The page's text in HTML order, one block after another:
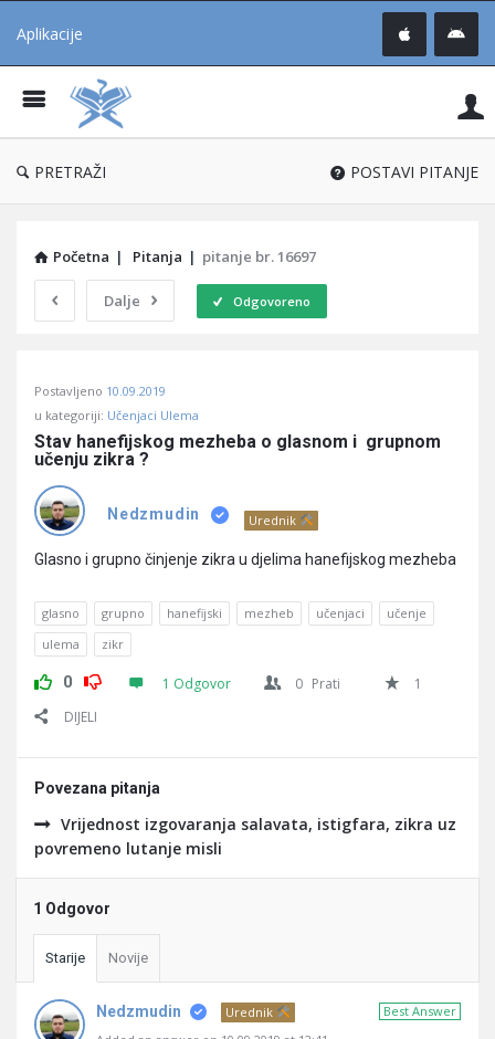
Aplikacije
®
PRETRAŽI POSTAVI PITANJE
Početna | Pitanja | pitanje br. 16697
Dalje Odgovoreno
Učene
Latest
Pitanja
Postavljeno 10.09.2019
u kategoriji: Učenjaci Ulema
Stav hanefijskog mezheba o glasnom i  grupnom
učenju zikra ?
Nedzmudin Urednik
Glasno i grupno činjenje zikra u djelima hanefijskog mezheba
glasno grupno hanefijski mezheb učenjaci
učenje
ulema
zikr
0 1 Odgovor 0 Prati
1
DIJELI
Povezana pitanja
Vrijednost izgovaranja salavata, istigfara, zikra uz
povremeno lutanje misli
1 Odgovor
Starije Novije
Best Answer
Nedzmudin
Urednik